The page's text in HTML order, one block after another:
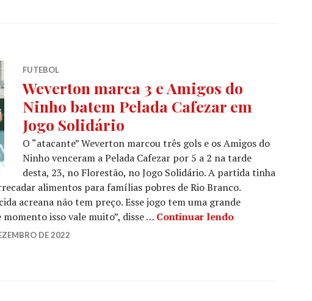
FUTEBOL
Weverton marca 3 e Amigos do
Ninho batem Pelada Cafezar em
Jogo Solidário
O “atacante” Weverton marcou três gols e os Amigos do
Ninho venceram a Pelada Cafezar por 5 a 2 na tarde
desta, 23, no Florestão, no Jogo Solidário. A partida tinha
alimentos para famílias pobres de Rio Branco.
acreana não tem preço. Esse jogo tem uma grande
isso vale muito”, disse … Continuar lendo
DE 2022